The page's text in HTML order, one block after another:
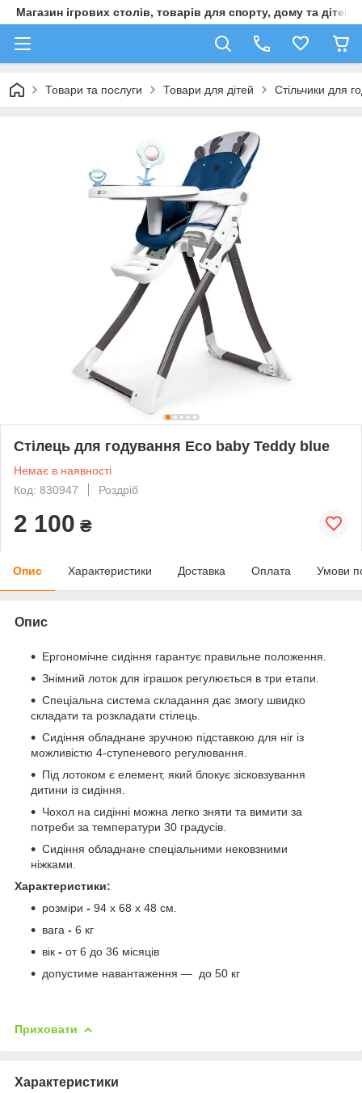
Магазин ігрових столів, товарів для спорту, дому та дітей
Товари та послуги Товари для дітей Стільчики для
Стілець для годування Eco baby Teddy blue
Немає в наявності
Код: 830947
Роздріб
2 100 ₴
Опис Характеристики Доставка Оплата Умови
Опис
Ергономічне сидіння гарантує правильне положення.
Знімний лоток для іграшок регулюється в три етапи.
Спеціальна система складання дає змогу швидко
складати та розкладати стілець.
Сидіння обладнане зручною підставкою для ніг із
можливістю 4-ступеневого регулювання.
Під лотоком є елемент, який блокує зісковзування
дитини із сидіння.
Чохол на сидінні можна легко зняти та вимити за
потреби за температури 30 градусів.
Сидіння обладнане спеціальними нековзними
ніжками.
Характеристики:
розміри - 94 х 68 х 48 см.
вага - 6 кг
вік - от 6 до 36 місяців
допустиме навантаження — до 50 кг
Приховати
Характеристики